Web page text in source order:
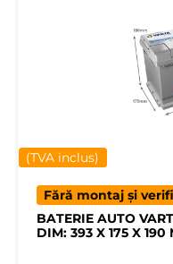
(TVA inclus)
Fără montaj și
BATERIE AUTO
DIM: 393 X 175 X 190